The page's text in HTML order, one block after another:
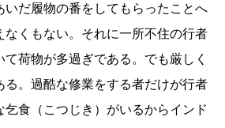
いだ履物の番をしてもらったことへ
なくもない。それに一所不住の行者
荷物が多過ぎである。でも厳しく
る。過酷な修業をする者だけが行者
乞食（こつじき）がいるからインド